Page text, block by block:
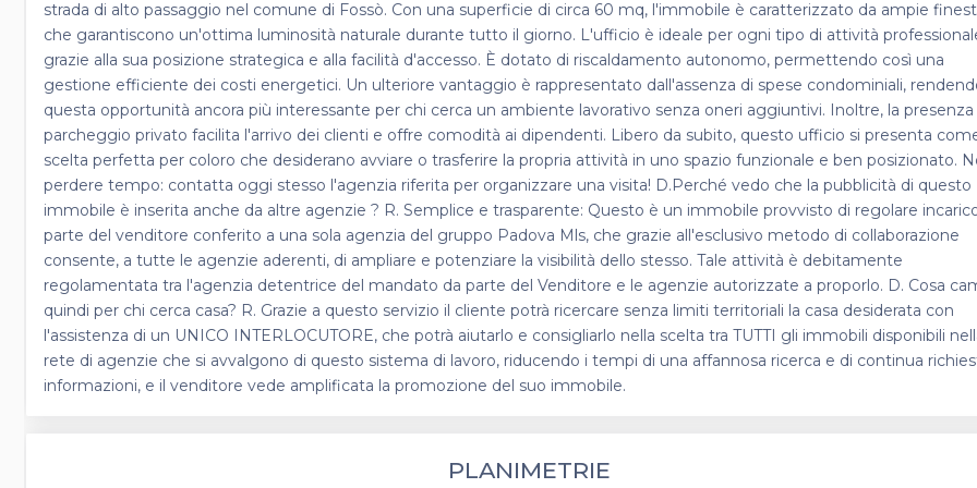
strada di alto passaggio nel comune di Fossò. Con una superficie di circa 60 mq, l'immobile è caratterizzato da ampie
che garantiscono un'ottima luminosità naturale durante tutto il giorno. L'ufficio è ideale per ogni tipo di attività
grazie alla sua posizione strategica e alla facilità d'accesso. È dotato di riscaldamento autonomo, permettendo così una
gestione efficiente dei costi energetici. Un ulteriore vantaggio è rappresentato dall'assenza di spese condominiali,
questa opportunità ancora più interessante per chi cerca un ambiente lavorativo senza oneri aggiuntivi. Inoltre, la presenza
parcheggio privato facilita l'arrivo dei clienti e offre comodità ai dipendenti. Libero da subito, questo ufficio si presenta
scelta perfetta per coloro che desiderano avviare o trasferire la propria attività in uno spazio funzionale e ben posizionato.
perdere tempo: contatta oggi stesso l'agenzia riferita per organizzare una visita! D.Perché vedo che la pubblicità di questo
immobile è inserita anche da altre agenzie ? R. Semplice e trasparente: Questo è un immobile provvisto di regolare
parte del venditore conferito a una sola agenzia del gruppo Padova Mls, che grazie all'esclusivo metodo di collaborazione
consente, a tutte le agenzie aderenti, di ampliare e potenziare la visibilità dello stesso. Tale attività è debitamente
regolamentata tra l'agenzia detentrice del mandato da parte del Venditore e le agenzie autorizzate a proporlo. D. Cosa
quindi per chi cerca casa? R. Grazie a questo servizio il cliente potrà ricercare senza limiti territoriali la casa desiderata con
l'assistenza di un UNICO INTERLOCUTORE, che potrà aiutarlo e consigliarlo nella scelta tra TUTTI gli immobili disponibili
rete di agenzie che si avvalgono di questo sistema di lavoro, riducendo i tempi di una affannosa ricerca e di continua
informazioni, e il venditore vede amplificata la promozione del suo immobile.
PLANIMETRIE